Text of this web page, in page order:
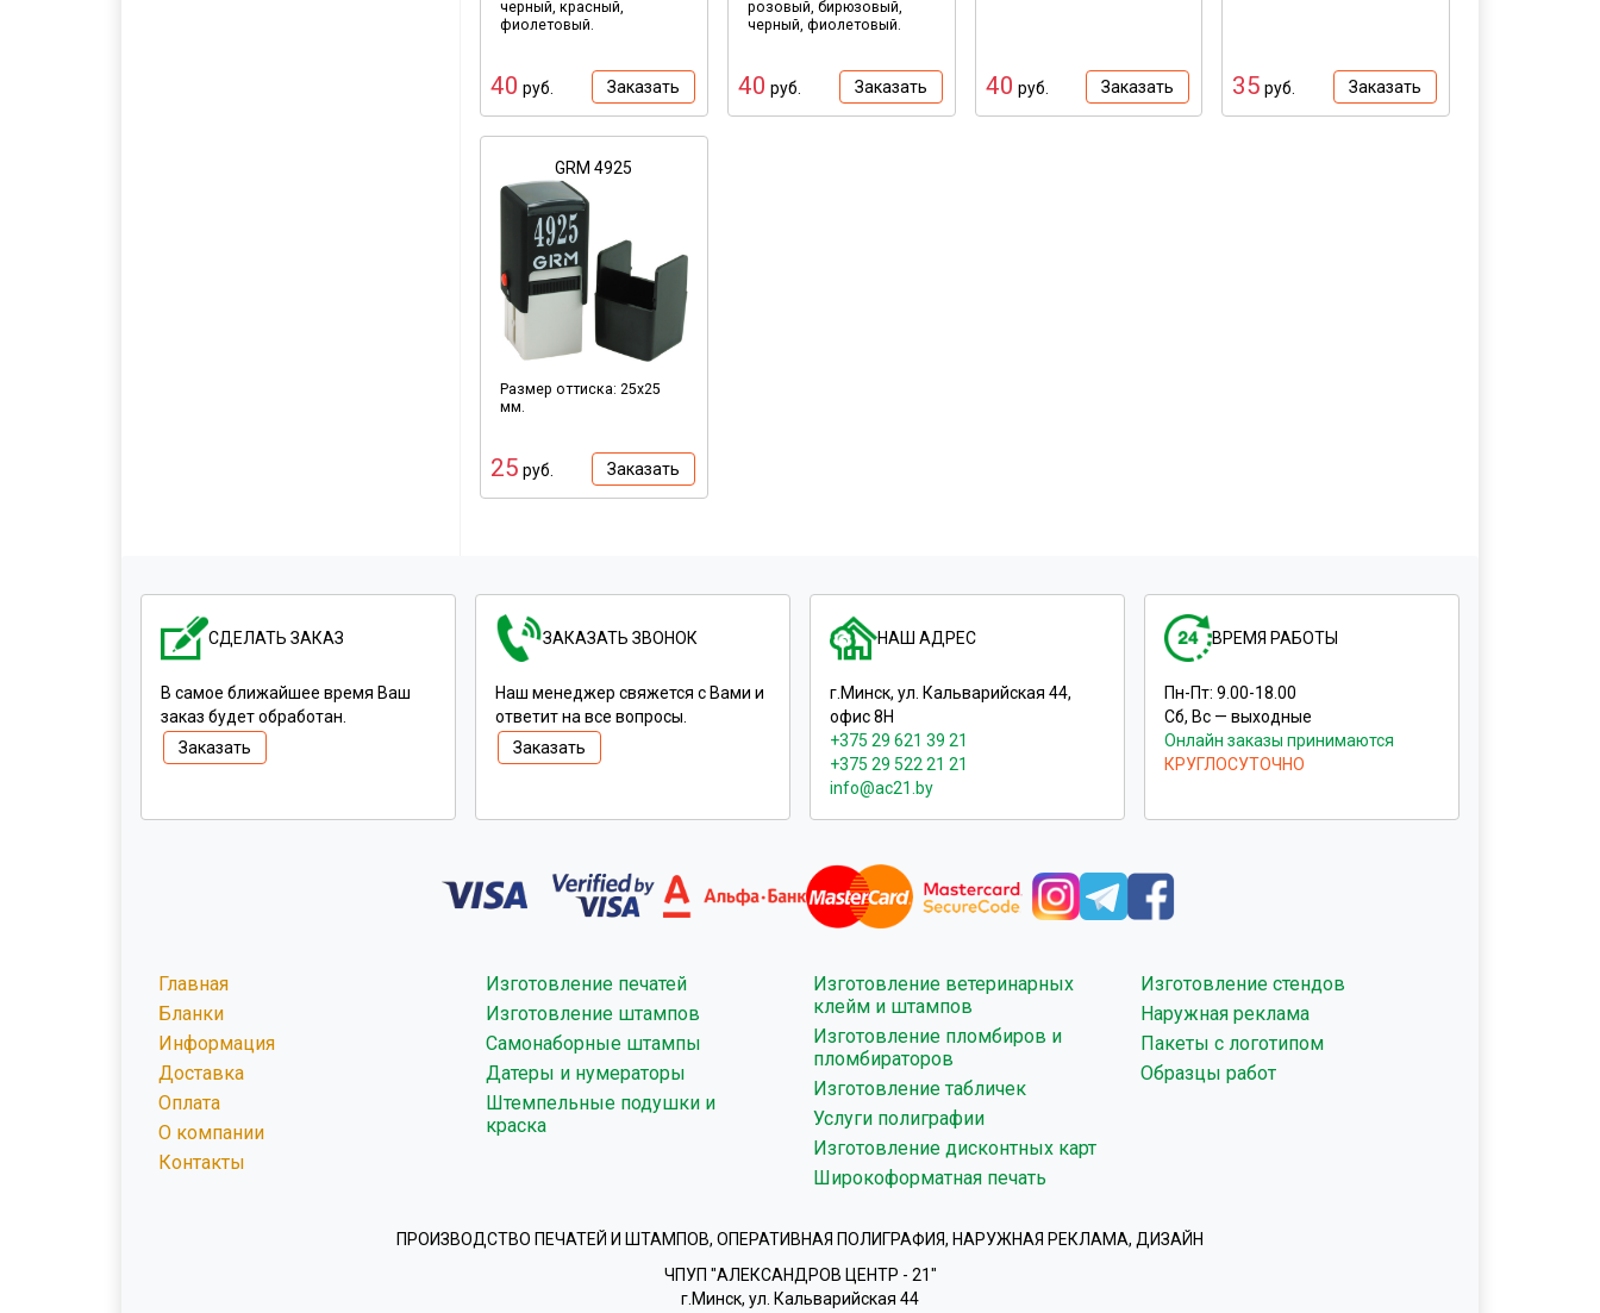
черный, красный,
фиолетовый.
40 руб. Заказать
розовый, бирюзовый,
черный, фиолетовый.
40 руб. Заказать 40 руб. Заказать 35 руб. Заказать
GRM 4925
Размер оттиска: 25х25
мм.
25 руб. Заказать
СДЕЛАТЬ ЗАКАЗ
В самое ближайшее время Ваш
заказ будет обработан.
Заказать
ЗАКАЗАТЬ ЗВОНОК
Наш менеджер свяжется с Вами и
ответит на все вопросы.
Заказать
НАШ АДРЕС
г.Минск, ул. Кальварийская 44,
офис 8Н
+375 29 621 39 21
+375 29 522 21 21
info@ac21.by
ВРЕМЯ РАБОТЫ
Пн-Пт: 9.00-18.00
Сб, Вс — выходные
Онлайн заказы принимаются
КРУГЛОСУТОЧНО
Главная
Бланки
Информация
Доставка
Оплата
О компании
Контакты
Изготовление печатей
Изготовление штампов
Самонаборные штампы
Датеры и нумераторы
Штемпельные подушки и
краска
Изготовление ветеринарных
клейм и штампов
Изготовление пломбиров и
пломбираторов
Изготовление табличек
Услуги полиграфии
Изготовление дисконтных карт
Широкоформатная печать
Изготовление стендов
Наружная реклама
Пакеты с логотипом
Образцы работ
ПРОИЗВОДСТВО ПЕЧАТЕЙ И ШТАМПОВ, ОПЕРАТИВНАЯ ПОЛИГРАФИЯ, НАРУЖНАЯ РЕКЛАМА, ДИЗАЙН
ЧПУП "АЛЕКСАНДРОВ ЦЕНТР - 21"
г.Минск, ул. Кальварийская 44